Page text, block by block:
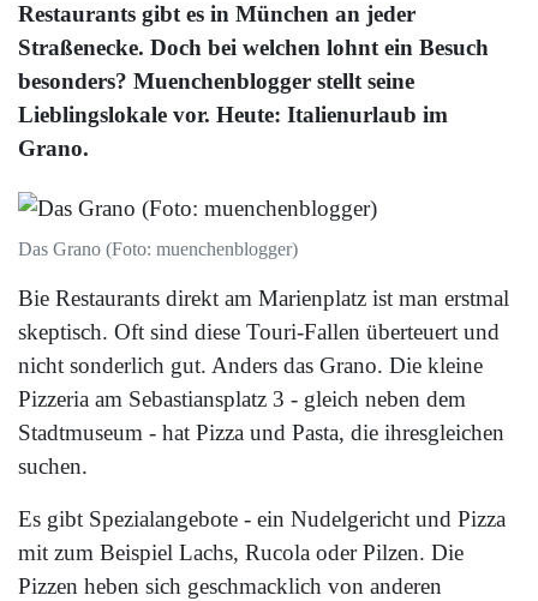
Restaurants gibt es in München an jeder
Straßenecke. Doch bei welchen lohnt ein Besuch
besonders? Muenchenblogger stellt seine
Lieblingslokale vor. Heute: Italienurlaub im
Grano.
Das Grano (Foto: muenchenblogger)
Bie Restaurants direkt am Marienplatz ist man erstmal
skeptisch. Oft sind diese Touri-Fallen überteuert und
nicht sonderlich gut. Anders das Grano. Die kleine
Pizzeria am Sebastiansplatz 3 - gleich neben dem
Stadtmuseum - hat Pizza und Pasta, die ihresgleichen
suchen.
Es gibt Spezialangebote - ein Nudelgericht und Pizza
mit zum Beispiel Lachs, Rucola oder Pilzen. Die
Pizzen heben sich geschmacklich von anderen